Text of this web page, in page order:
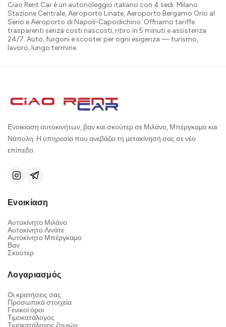
Ciao Rent Car è un autonoleggio italiano con 4 sedi: Milano
Stazione Centrale, Aeroporto Linate, Aeroporto Bergamo Orio al
Serio e Aeroporto di Napoli-Capodichino. Offriamo tariffe
trasparenti senza costi nascosti, ritiro in 5 minuti e assistenza
24/7. Auto, furgoni e scooter per ogni esigenza — turismo,
lavoro, lungo termine.
Ενοικίαση αυτοκινήτων, βαν και σκούτερ σε Μιλάνο, Μπέργκαμο και
Νάπολη. Η υπηρεσία που ανεβάζει τη μετακίνησή σας σε νέο
επίπεδο.
Ενοικίαση
Αυτοκίνητο Μιλάνο
Αυτοκίνητο Λινάτε
Αυτοκίνητο Μπέργκαμο
Βαν
Σκούτερ
Λογαριασμός
Οι κρατήσεις σας
Προσωπικά στοιχεία
Γενικοί όροι
Τιμοκατάλογος
Τιμοκατάλογος ζημιών